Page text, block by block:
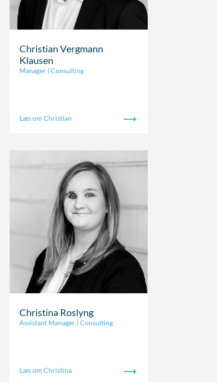
Christian Vergmann
Klausen
Manager | Consulting
Læs om Christian
Christina Roslyng
Assistant Manager | Consulting
Læs om Christina